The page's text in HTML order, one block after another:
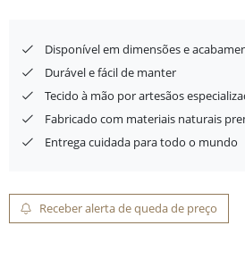
Disponível em dimensões e
Durável e fácil de manter
Tecido à mão por artesãos
Fabricado com materiais naturais
Entrega cuidada para todo o mundo
Receber alerta de queda de preço